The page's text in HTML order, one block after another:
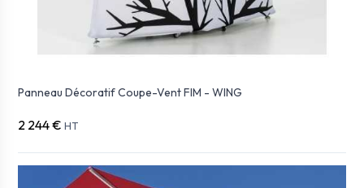
Panneau Décoratif Coupe-Vent FIM - WING
2 244 € HT